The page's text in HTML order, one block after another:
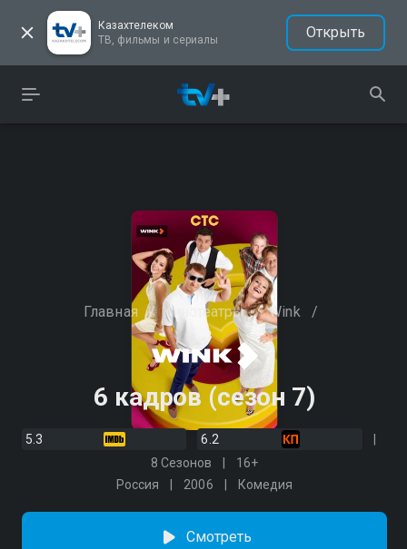
Казахтелеком
ТВ, фильмы и сериалы
Открыть
Главная / Кинотеатры / Wink /
6 кадров (сезон 7)
5.3
6.2
8 Сезонов
16+
Россия
2006 Комедия
Смотреть